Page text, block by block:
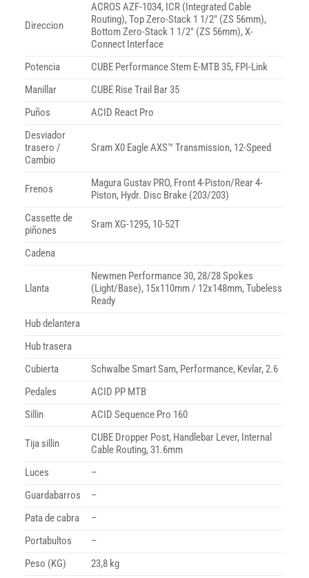
Direccion
ACROS AZF-1034, ICR (Integrated Cable
Routing), Top Zero-Stack 1 1/2″ (ZS 56mm),
Bottom Zero-Stack 1 1/2″ (ZS 56mm), X-
Connect Interface
Potencia
CUBE Performance Stem E-MTB 35, FPI-Link
Manillar
CUBE Rise Trail Bar 35
Puños
ACID React Pro
Desviador
trasero /
Cambio
Sram X0 Eagle AXS™ Transmission, 12-Speed
Frenos
Magura Gustav PRO, Front 4-Piston/Rear 4-
Piston, Hydr. Disc Brake (203/203)
Cassette de
piñones
Sram XG-1295, 10-52T
Cadena
Llanta
Newmen Performance 30, 28/28 Spokes
(Light/Base), 15x110mm / 12x148mm, Tubeless
Ready
Hub delantera
Hub trasera
Cubierta
Schwalbe Smart Sam, Performance, Kevlar, 2.6
Pedales
ACID PP MTB
Sillin
ACID Sequence Pro 160
Tija sillin
CUBE Dropper Post, Handlebar Lever, Internal
Cable Routing, 31.6mm
Luces
–
Guardabarros
–
Pata de cabra
–
Portabultos
–
Peso (KG)
23,8 kg